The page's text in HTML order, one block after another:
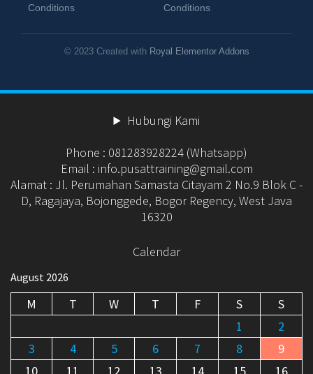
Conditions Conditions
© 2023 Created with Royal Elementor Addons
Hubungi Kami
Phone : 081283928224 (Whatsapp)
Email : info.pusattraining@gmail.com
Alamat : Jl. Perumahan Samasta Citayam 2 No.9 Blok C -
D, Ragajaya, Bojonggede, Bogor Regency, West Java
16320
Calendar
August 2026
M T W T F S
S
1
2
3
4 5 6 7 8
9